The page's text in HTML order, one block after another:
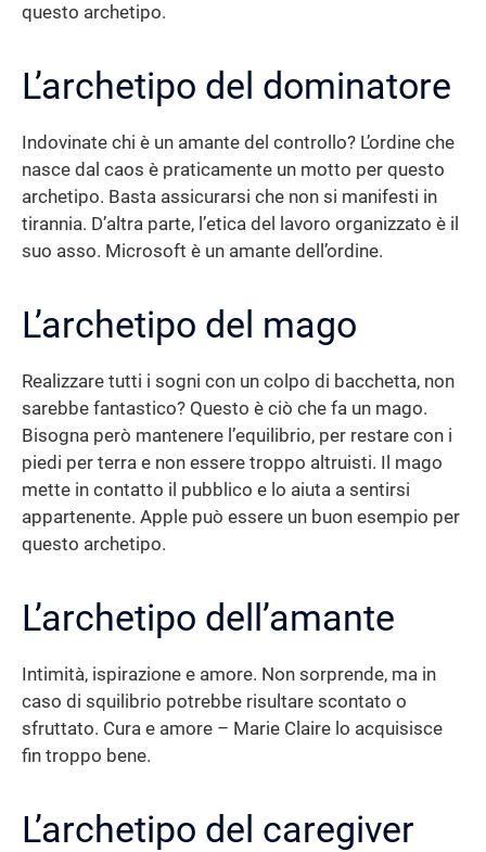
questo archetipo.
L’archetipo del dominatore
Indovinate chi è un amante del controllo? L’ordine che
nasce dal caos è praticamente un motto per questo
archetipo. Basta assicurarsi che non si manifesti in
tirannia. D’altra parte, l’etica del lavoro organizzato è il
suo asso. Microsoft è un amante dell’ordine.
L’archetipo del mago
Realizzare tutti i sogni con un colpo di bacchetta, non
sarebbe fantastico? Questo è ciò che fa un mago.
Bisogna però mantenere l’equilibrio, per restare con i
piedi per terra e non essere troppo altruisti. Il mago
mette in contatto il pubblico e lo aiuta a sentirsi
appartenente. Apple può essere un buon esempio per
questo archetipo.
L’archetipo dell’amante
Intimità, ispirazione e amore. Non sorprende, ma in
caso di squilibrio potrebbe risultare scontato o
sfruttato. Cura e amore – Marie Claire lo acquisisce
fin troppo bene.
L’archetipo del caregiver